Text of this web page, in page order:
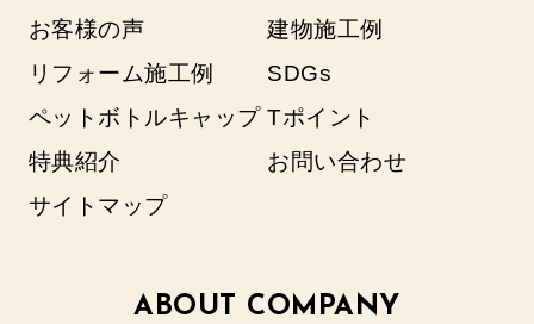
お客様の声
建物施工例
リフォーム施工例
SDGs
ペットボトルキャップ Tポイント
特典紹介
お問い合わせ
サイトマップ
ABOUT COMPANY